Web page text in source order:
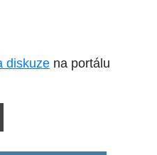
diskuze na portálu